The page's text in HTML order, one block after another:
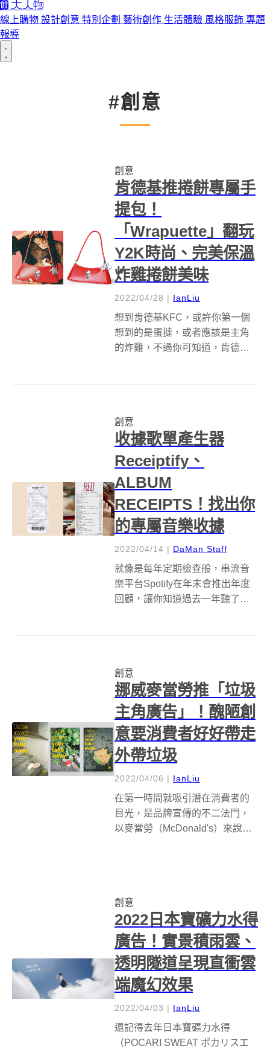
線上購物 設計創意 特別企劃 藝術創作 生活體驗 風格服飾 專題
報導
#創意
創意
肯德基推捲餅專屬手
提包！
「Wrapuette」翻玩
Y2K時尚、完美保溫
炸雞捲餅美味
2022/04/28 | IanLiu
想到肯德基KFC，或許你第一個
想到的是蛋撻，或者應該是主角
的炸雞，不過你可知道，肯德基
也能很有時尚氣勢！ 向來樂於玩
無...
創意
收據歌單產生器
Receiptify、
ALBUM
RECEIPTS！找出你
的專屬音樂收據
2022/04/14 | DaMan Staff
就像是每年定期檢查般，串流音
樂平台Spotify在年末會推出年度
回顧，讓你知道過去一年聽了什
大概能先幫你查查看你的最新音
樂榜...
創意
挪威麥當勞推「垃圾
主角廣告」！醜陋創
意要消費者好好帶走
外帶垃圾
2022/04/06 | IanLiu
在第一時間就吸引潛在消費者的
目光，是品牌宣傳的不二法門，
以麥當勞（McDonald's）來說，
漢堡、雞塊等明星餐點，取而代
之的是有...
創意
2022日本寶礦力水得
廣告！實景積雨雲、
透明隧道呈現直衝雲
端魔幻效果
2022/04/03 | IanLiu
還記得去年日本寶礦力水得
（POCARI SWEAT ポカリスエ